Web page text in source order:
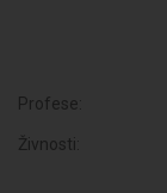
Profese:
Živnosti: